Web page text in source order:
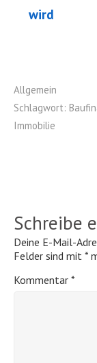
wird
Allgemein
Schlagwort:
Immobilie
Schreibe
Deine E-Mail-
Felder sind mit *
Kommentar *